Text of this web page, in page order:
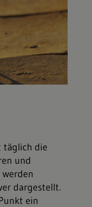
täglich die
und
werden
dargestellt.
ein